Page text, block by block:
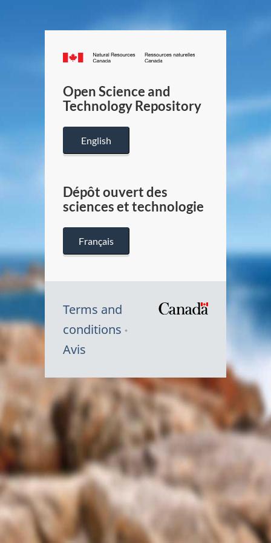
Canada.ca
/
Canada
Open Science and
Technology Repository
English
Dépôt ouvert des
sciences et technologie
Français
Terms and
conditions
Avis
Symbole
du
Canada